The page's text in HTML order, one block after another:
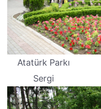
Atatürk Parkı
Sergi